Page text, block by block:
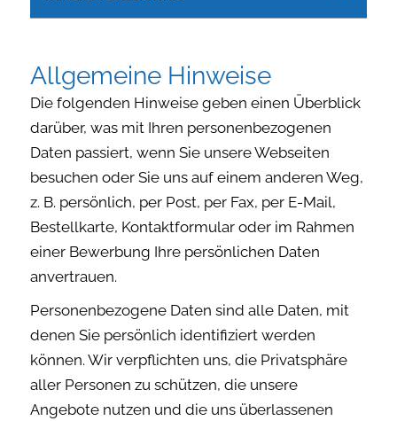
Allgemeine Hinweise
Die folgenden Hinweise geben einen Überblick
darüber, was mit Ihren personenbezogenen
Daten passiert, wenn Sie unsere Webseiten
besuchen oder Sie uns auf einem anderen Weg,
z. B. persönlich, per Post, per Fax, per E-Mail,
Bestellkarte, Kontaktformular oder im Rahmen
einer Bewerbung Ihre persönlichen Daten
anvertrauen.
Personenbezogene Daten sind alle Daten, mit
denen Sie persönlich identifiziert werden
können. Wir verpflichten uns, die Privatsphäre
aller Personen zu schützen, die unsere
Angebote nutzen und die uns überlassenen